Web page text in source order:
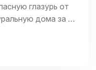
глазурь от
дома за 5